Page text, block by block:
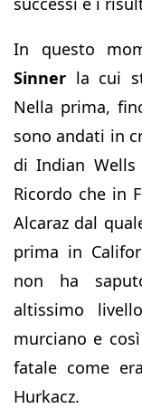
In questo
Sinner la cui
Nella prima,
sono andati in
di Indian
Ricordo che in
Alcaraz dal
prima in
non ha
altissimo
murciano e
fatale come
Hurkacz.